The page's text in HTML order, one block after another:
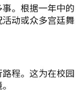
。根据一年中的
动或众多宫廷舞
程。这为在校园